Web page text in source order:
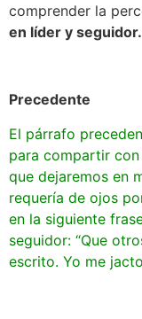
comprender la
en líder y seguidor.
Precedente
El párrafo
para compartir
que dejaremos en
requería de ojos
en la siguiente
seguidor: “Que
escrito. Yo me